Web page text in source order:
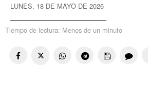
LUNES, 18 DE MAYO DE 2026
Tiempo de lectura: Menos de un minuto